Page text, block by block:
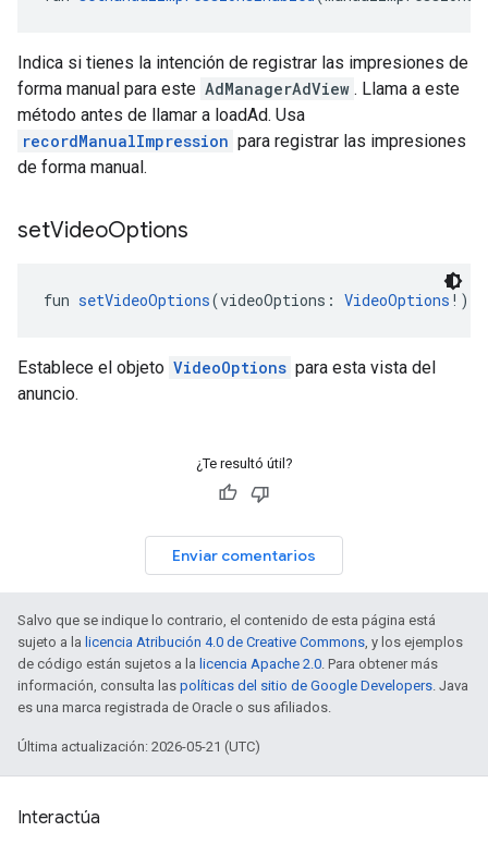
Indica si tienes la intención de registrar las impresiones de
forma manual para este AdManagerAdView . Llama a este
método antes de llamar a loadAd. Usa
recordManualImpression para registrar las impresiones
de forma manual.
setVideoOptions
fun setVideoOptions(videoOptions: VideoOptions !):
Establece el objeto VideoOptions para esta vista del
anuncio.
¿Te resultó útil?
Enviar comentarios
Salvo que se indique lo contrario, el contenido de esta página está
sujeto a la licencia Atribución 4.0 de Creative Commons, y los ejemplos
de código están sujetos a la licencia Apache 2.0. Para obtener más
información, consulta las políticas del sitio de Google Developers. Java
es una marca registrada de Oracle o sus afiliados.
Última actualización: 2026-05-21 (UTC)
Interactúa